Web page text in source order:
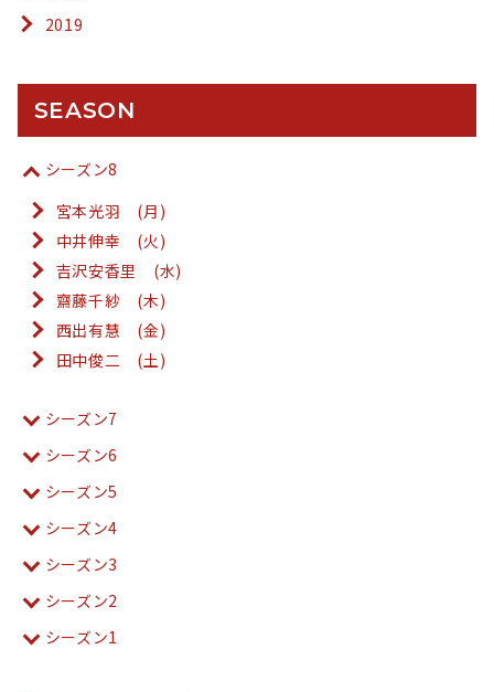
2019
SEASON
シーズン8
宮本光羽 (月)
中井伸幸 (火)
吉沢安香里 (水)
齋藤千紗 (木)
西出有慧 (金)
田中俊二 (土)
シーズン7
シーズン6
シーズン5
シーズン4
シーズン3
シーズン2
シーズン1